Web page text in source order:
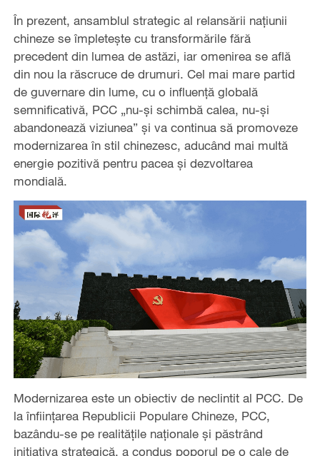
În prezent, ansamblul strategic al relansării națiunii
chineze se împletește cu transformările fără
precedent din lumea de astăzi, iar omenirea se află
din nou la răscruce de drumuri. Cel mai mare partid
de guvernare din lume, cu o influență globală
semnificativă, PCC „nu-și schimbă calea, nu-și
abandonează viziunea” și va continua să promoveze
modernizarea în stil chinezesc, aducând mai multă
energie pozitivă pentru pacea și dezvoltarea
mondială.
Modernizarea este un obiectiv de neclintit al PCC. De
la înființarea Republicii Populare Chineze, PCC,
bazându-se pe realitățile naționale și păstrând
inițiativa strategică, a condus poporul pe o cale de